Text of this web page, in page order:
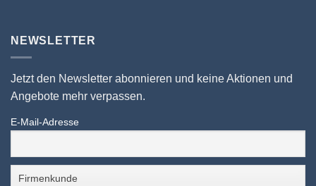
NEWSLETTER
Jetzt den Newsletter abonnieren und keine Aktionen und
Angebote mehr verpassen.
E-Mail-Adresse